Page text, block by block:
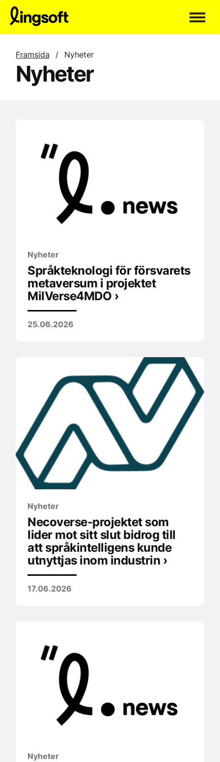
Hoppa
innehållet
Framsida / Nyheter
Nyheter
Nyheter
Språkteknologi för försvarets
metaversum i projektet
MilVerse4MDO ›
25.06.2026
Nyheter
Necoverse-projektet som
lider mot sitt slut bidrog till
att språkintelligens kunde
utnyttjas inom industrin ›
17.06.2026
Nyheter